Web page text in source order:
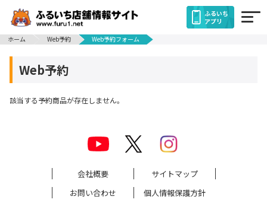
ふるいち
アプリ
ホーム
Web予約 Web予約フォーム
Web予約
該当する予約商品が存在しません。
会社概要
サイトマップ
お問い合わせ
個人情報保護方針